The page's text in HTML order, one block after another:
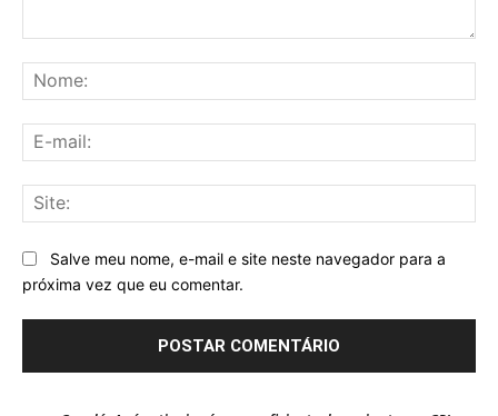
Salve meu nome, e-mail e site neste navegador para a
próxima vez que eu comentar.